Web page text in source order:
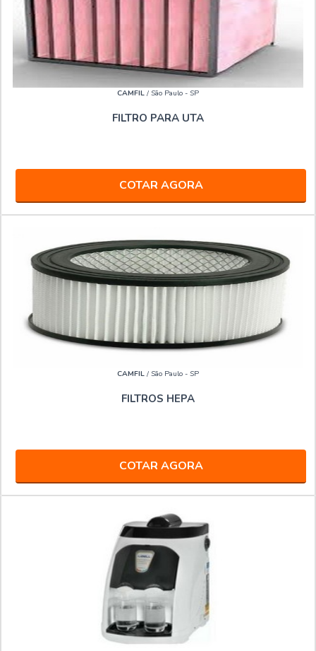
CAMFIL / São Paulo - SP
FILTRO PARA UTA
COTAR AGORA
CAMFIL / São Paulo - SP
FILTROS HEPA
COTAR AGORA